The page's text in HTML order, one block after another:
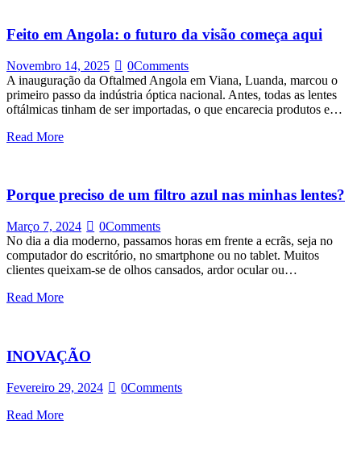
Feito em Angola: o futuro da visão começa aqui
Novembro 14, 2025 0Comments
A inauguração da Oftalmed Angola em Viana, Luanda, marcou o
primeiro passo da indústria óptica nacional. Antes, todas as lentes
oftálmicas tinham de ser importadas, o que encarecia produtos e…
Read More
Porque preciso de um filtro azul nas minhas lentes?
Março 7, 2024 0Comments
No dia a dia moderno, passamos horas em frente a ecrãs, seja no
computador do escritório, no smartphone ou no tablet. Muitos
clientes queixam-se de olhos cansados, ardor ocular ou…
Read More
INOVAÇÃO
Fevereiro 29, 2024 0Comments
Read More